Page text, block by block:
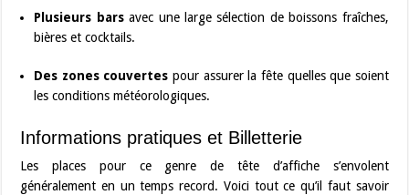
Plusieurs barsavec une large sélection de boissons fraîches,
bières et cocktails.
Des zones couvertes pour assurer la fête quelles que soient
les conditions météorologiques.
Informations pratiques et Billetterie
Les places pour ce genre de tête d’affiche s’envolent
généralement en un temps record. Voici tout ce qu’il faut savoir